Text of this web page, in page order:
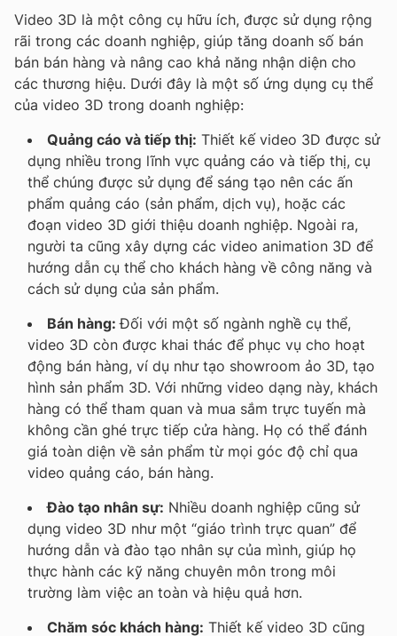
Video 3D là một công cụ hữu ích, được sử dụng rộng
rãi trong các doanh nghiệp, giúp tăng doanh số bán
bán bán hàng và nâng cao khả năng nhận diện cho
các thương hiệu. Dưới đây là một số ứng dụng cụ thể
của video 3D trong doanh nghiệp:
Quảng cáo và tiếp thị: Thiết kế video 3D được sử
dụng nhiều trong lĩnh vực quảng cáo và tiếp thị, cụ
thể chúng được sử dụng để sáng tạo nên các ấn
phẩm quảng cáo (sản phẩm, dịch vụ), hoặc các
đoạn video 3D giới thiệu doanh nghiệp. Ngoài ra,
người ta cũng xây dựng các video animation 3D để
hướng dẫn cụ thể cho khách hàng về công năng và
cách sử dụng của sản phẩm.
Bán hàng:Đối với một số ngành nghề cụ thể,
video 3D còn được khai thác để phục vụ cho hoạt
động bán hàng, ví dụ như tạo showroom ảo 3D, tạo
hình sản phẩm 3D. Với những video dạng này, khách
hàng có thể tham quan và mua sắm trực tuyến mà
không cần ghé trực tiếp cửa hàng. Họ có thể đánh
giá toàn diện về sản phẩm từ mọi góc độ chỉ qua
video quảng cáo, bán hàng.
Đào tạo nhân sự: Nhiều doanh nghiệp cũng sử
dụng video 3D như một “giáo trình trực quan” để
hướng dẫn và đào tạo nhân sự của mình, giúp họ
thực hành các kỹ năng chuyên môn trong môi
trường làm việc an toàn và hiệu quả hơn.
Chăm sóc khách hàng: Thiết kế video 3D cũng